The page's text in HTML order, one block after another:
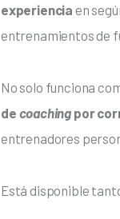
experiencia en
entrenamientos de
No solo funciona
de coaching por
entrenadores
Está disponible